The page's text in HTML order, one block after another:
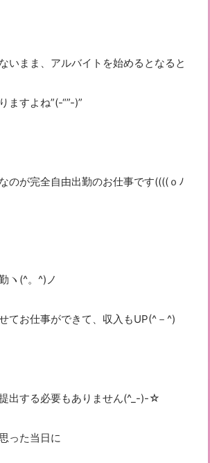
いまま、アルバイトを始めるとなると
ますよね”(-“”-)”
のが完全自由出勤のお仕事です((((ｏﾉ
ヽ(^。^)ノ
てお仕事ができて、収入もUP(^－^)
出する必要もありません(^_-)-☆
った当日に